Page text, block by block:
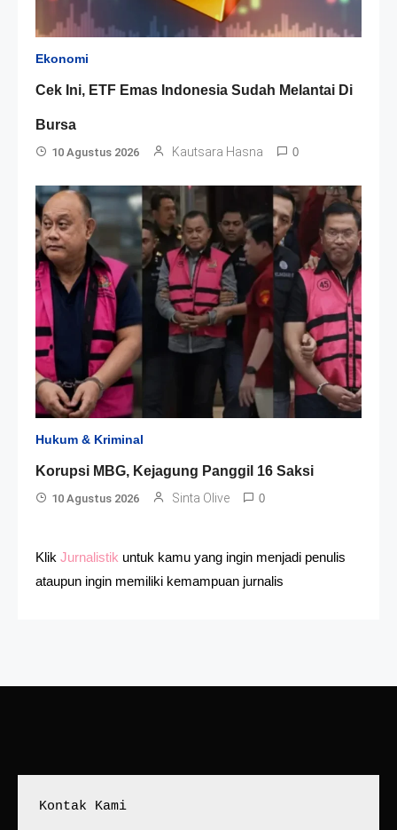
Ekonomi
Cek Ini, ETF Emas Indonesia Sudah Melantai Di
Bursa
10 Agustus 2026 Kautsara Hasna 0
Hukum & Kriminal
Korupsi MBG, Kejagung Panggil 16 Saksi
10 Agustus 2026 Sinta Olive 0
Klik Jurnalistik untuk kamu yang ingin menjadi penulis
ataupun ingin memiliki kemampuan jurnalis
Kontak Kami